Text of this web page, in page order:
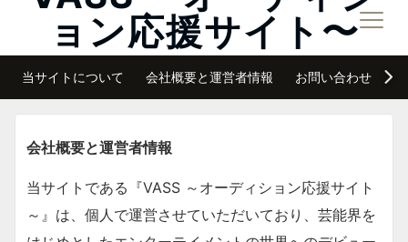
ョン応援サイト〜メニュー
当サイトについて 会社概要と運営者情報 お問い合わせ
会社概要と運営者情報
当サイトである『VASS ～オーディション応援サイト
～』は、個人で運営させていただいており、芸能界を